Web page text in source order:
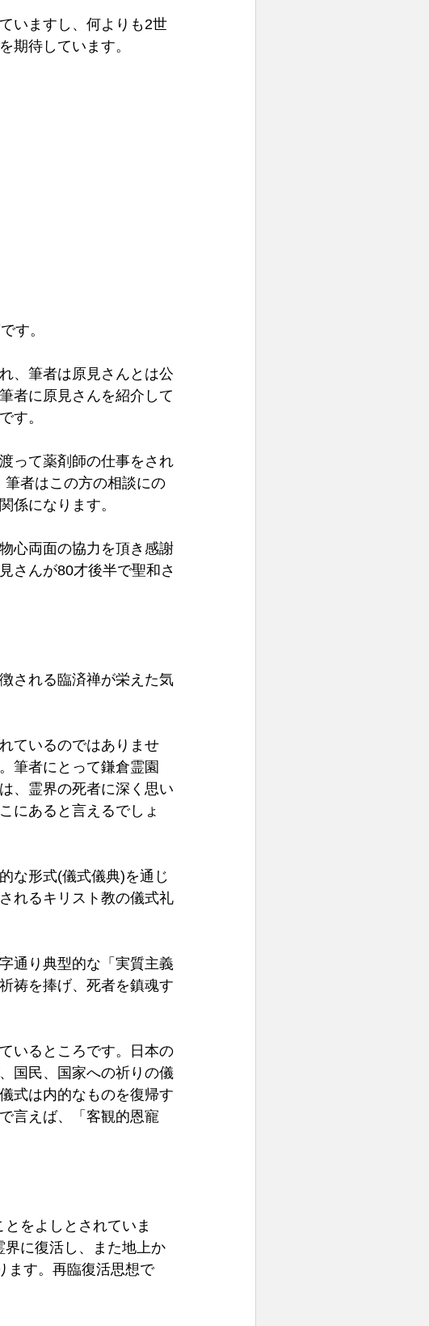
いますし、何よりも2世
期待しています。
す。
、筆者は原見さんとは公
者に原見さんを紹介して
す。
って薬剤師の仕事をされ
者はこの方の相談にの
係になります。
心両面の協力を頂き感謝
さんが80才後半で聖和さ
される臨済禅が栄えた気
ているのではありませ
筆者にとって鎌倉霊園
、霊界の死者に深く思い
にあると言えるでしょ
な形式(儀式儀典)を通じ
れるキリスト教の儀式礼
通り典型的な「実質主義
祷を捧げ、死者を鎮魂す
いるところです。日本の
国民、国家への祈りの儀
式は内的なものを復帰す
言えば、「客観的恩寵
をよしとされていま
に復活し、また地上か
ます。再臨復活思想で